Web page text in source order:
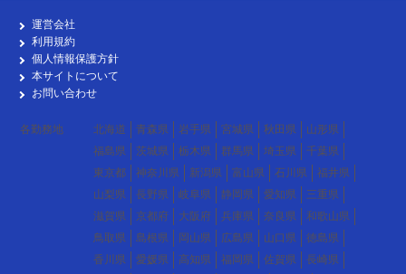
運営会社
利用規約
個人情報保護方針
本サイトについて
お問い合わせ
各勤務地 北海道 青森県 岩手県 宮城県 秋田県
山形県
福島県
茨城県 栃木県 群馬県 埼玉県
千葉県
東京都
神奈川県 新潟県 富山県 石川県
福井県
山梨県
長野県 岐阜県 静岡県 愛知県
三重県
滋賀県
京都府 大阪府 兵庫県 奈良県
和歌山県
鳥取県
島根県 岡山県 広島県 山口県
徳島県
香川県
愛媛県 高知県 福岡県 佐賀県 長崎県